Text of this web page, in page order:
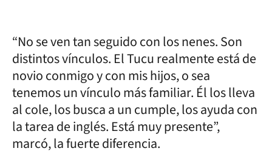
“No se ven tan seguido con los nenes. Son
distintos vínculos. El Tucu realmente está de
novio conmigo y con mis hijos, o sea
tenemos un vínculo más familiar. Él los lleva
al cole, los busca a un cumple, los ayuda con
la tarea de inglés. Está muy presente”,
marcó, la fuerte diferencia.